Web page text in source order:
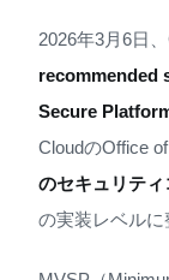
2026年3月6日
recommended
Secure
CloudのOffice
のセキュリテ
の実装レベルに